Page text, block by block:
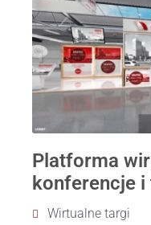
Platforma
konferencje
Wirtualne targi